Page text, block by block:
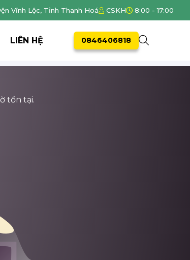
Vĩnh Lộc, Tỉnh Thanh Hoá CSKH 8:00 - 17:00
LIÊN HỆ 0846406818
tồn tại.